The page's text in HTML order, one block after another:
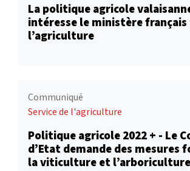
La politique agricole
intéresse le ministère français
l’agriculture
Communiqué
Service de l'agriculture
Politique agricole 2022 + - Le
d’Etat demande des mesures
la viticulture et l’arboriculture